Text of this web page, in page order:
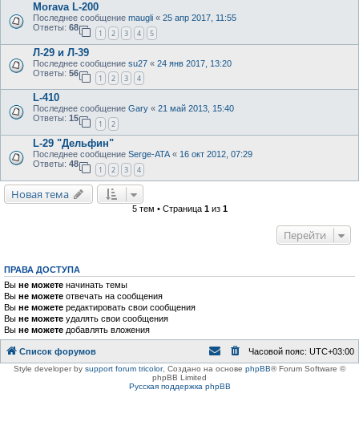
Morava L-200
Последнее сообщение maugli « 25 апр 2017, 11:55
Ответы: 68
1 2 3 4 5
Л-29 и Л-39
Последнее сообщение su27 « 24 янв 2017, 13:20
Ответы: 56
1 2 3 4
L-410
Последнее сообщение Gary « 21 май 2013, 15:40
Ответы: 15
1 2
L-29 "Дельфин"
Последнее сообщение Serge-ATA « 16 окт 2012, 07:29
Ответы: 48
1 2 3 4
Новая тема
5 тем • Страница 1из 1
Перейти
ПРАВА ДОСТУПА
Вы не можете начинать темы
Вы не можете отвечать на сообщения
Вы не можете редактировать свои сообщения
Вы не можете удалять свои сообщения
Вы не можете добавлять вложения
Список форумов Часовой пояс: UTC+03:00
Style developer by support forum tricolor, Создано на основе phpBB® Forum Software ©
phpBB Limited
Русская поддержка phpBB